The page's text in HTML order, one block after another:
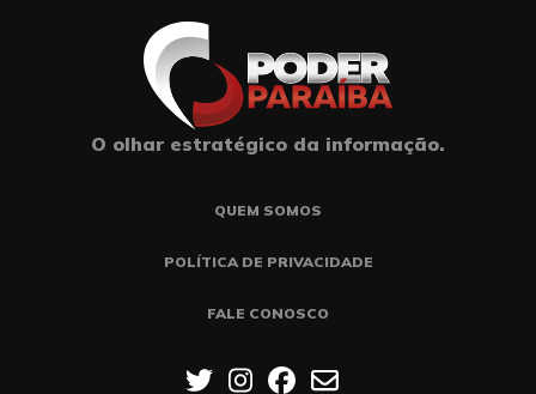
O olhar estratégico da informação.
QUEM SOMOS
POLÍTICA DE PRIVACIDADE
FALE CONOSCO